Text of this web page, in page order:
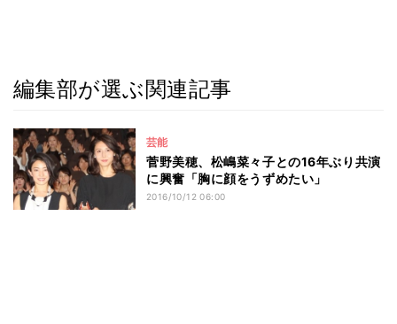
編集部が選ぶ関連記事
芸能
菅野美穂、松嶋菜々子との16年ぶり共演
に興奮「胸に顔をうずめたい」
2016/10/12 06:00